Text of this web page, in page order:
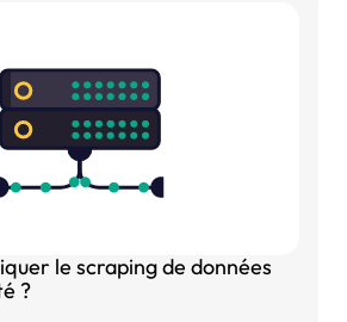
le scraping de données
?